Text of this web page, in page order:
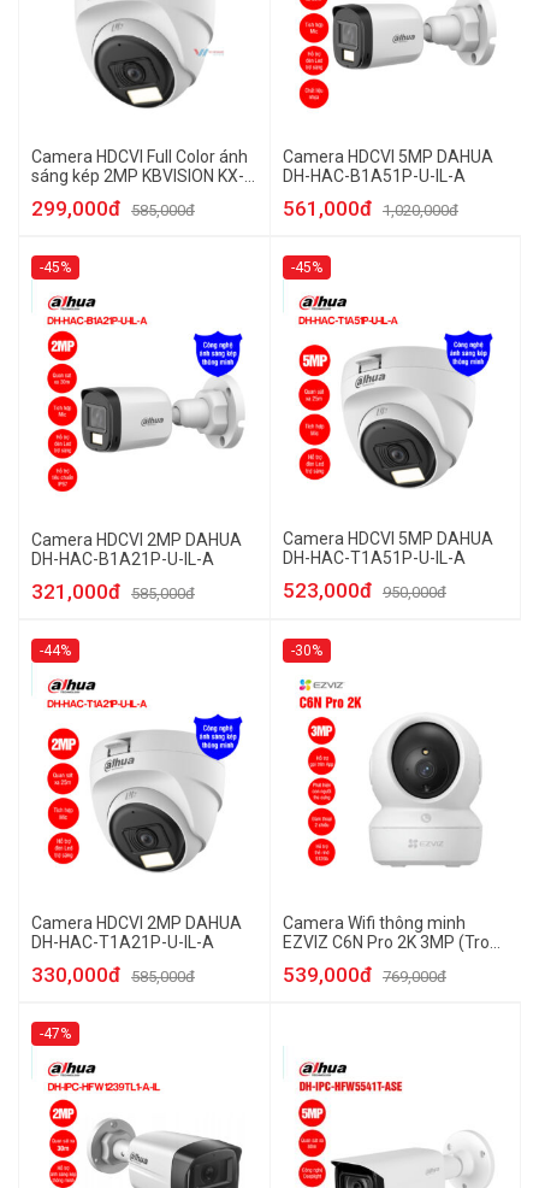
Camera HDCVI Full Color ánh
sáng kép 2MP KBVISION KX-
299,000đ 585,000đ
Camera HDCVI 5MP DAHUA
DH-HAC-B1A51P-U-IL-A
561,000đ 1,020,000đ
-45%
Camera HDCVI 2MP DAHUA
DH-HAC-B1A21P-U-IL-A
321,000đ 585,000đ
-45%
Camera HDCVI 5MP DAHUA
DH-HAC-T1A51P-U-IL-A
523,000đ 950,000đ
-44%
Camera HDCVI 2MP DAHUA
DH-HAC-T1A21P-U-IL-A
330,000đ 585,000đ
-30%
Camera Wifi thông minh
EZVIZ C6N Pro 2K 3MP (Trong
539,000đ 769,000đ
-47%